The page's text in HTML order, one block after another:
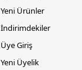
Yeni Ürünler
İndirimdekiler
Üye Giriş
Yeni Üyelik